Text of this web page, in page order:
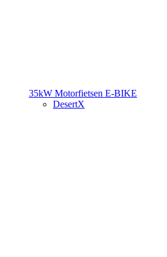
35kW Motorfietsen E-BIKE
DesertX